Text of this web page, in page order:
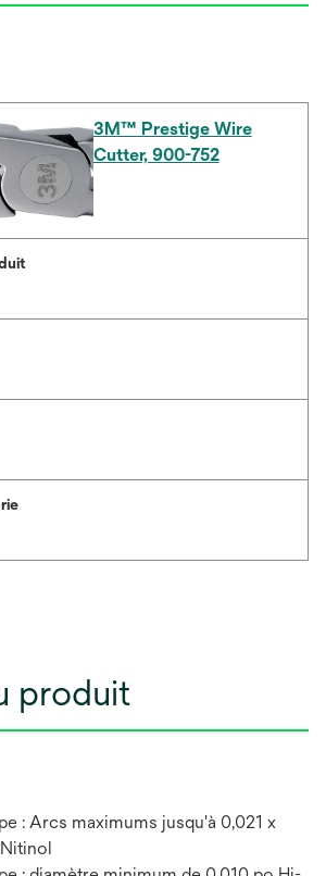
3M™ Prestige Wire
Cutter, 900-752
produit
: Arcs maximums jusqu'à 0,021 x